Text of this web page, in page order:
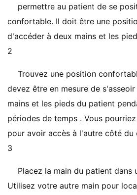
permettre au patient de se
confortable. Il doit être une
d'accéder à deux mains et les
2
Trouvez une position
devez être en mesure de
mains et les pieds du patient
périodes de temps . Vous
pour avoir accès à l'autre côté du
3
Placez la main du patient dans
Utilisez votre autre main pour